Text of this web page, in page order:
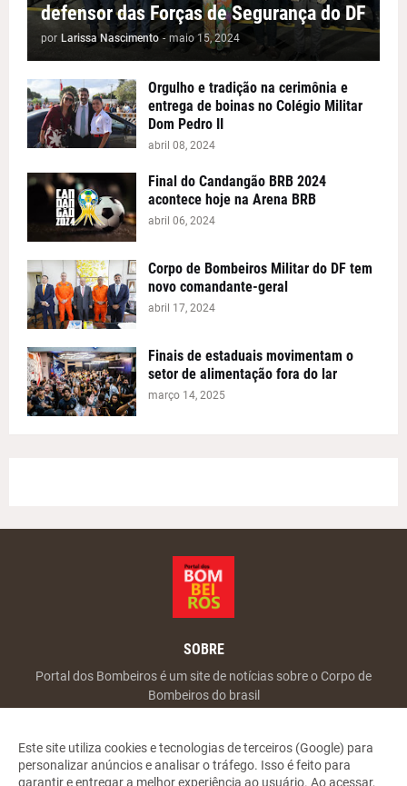
defensor das Forças de Segurança do DF
por Larissa Nascimento - maio 15, 2024
Orgulho e tradição na cerimônia e
entrega de boinas no Colégio Militar
Dom Pedro II
abril 08, 2024
Final do Candangão BRB 2024
acontece hoje na Arena BRB
abril 06, 2024
Corpo de Bombeiros Militar do DF tem
novo comandante-geral
abril 17, 2024
Finais de estaduais movimentam o
setor de alimentação fora do lar
março 14, 2025
SOBRE
Portal dos Bombeiros é um site de notícias sobre o Corpo de
Bombeiros do brasil
Este site utiliza cookies e tecnologias de terceiros (Google) para
personalizar anúncios e analisar o tráfego. Isso é feito para
garantir e entregar a melhor experiência ao usuário. Ao acessar,